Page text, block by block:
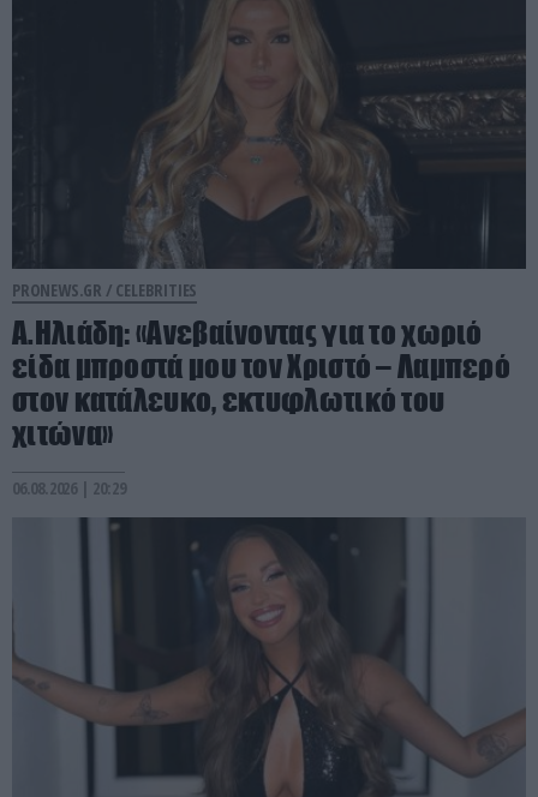
PRONEWS.GR / CELEBRITIES
Α.Ηλιάδη: «Ανεβαίνοντας για το χωριό
είδα μπροστά μου τον Χριστό – Λαμπερό
στον κατάλευκο, εκτυφλωτικό του
χιτώνα»
06.08.2026 | 20:29